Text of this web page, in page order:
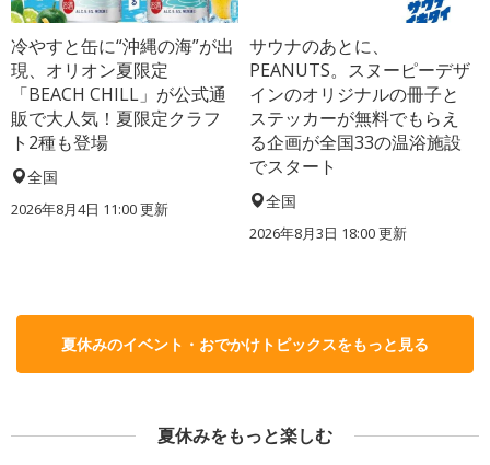
冷やすと缶に“沖縄の海”が出
現、オリオン夏限定
「BEACH CHILL」が公式通
販で大人気！夏限定クラフ
ト2種も登場
全国
2026年8月4日 11:00更新
サウナのあとに、
PEANUTS。スヌーピーデザ
インのオリジナルの冊子と
ステッカーが無料でもらえ
る企画が全国33の温浴施設
でスタート
全国
2026年8月3日 18:00更新
夏休みのイベント・おでかけトピックスをもっと見る
夏休みをもっと楽しむ